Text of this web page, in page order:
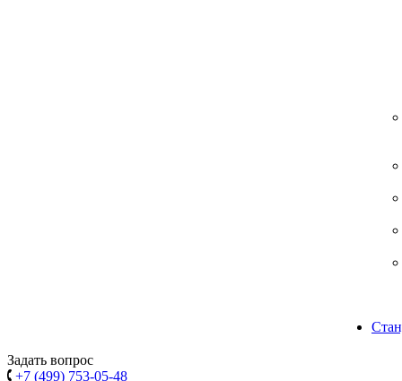
Задать вопрос
+7 (499) 753-05-48